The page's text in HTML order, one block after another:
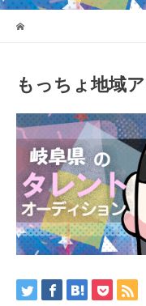
もっちょ地域